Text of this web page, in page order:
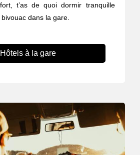
t’as de quoi dormir tranquille
dans la gare.
Hôtels à la gare